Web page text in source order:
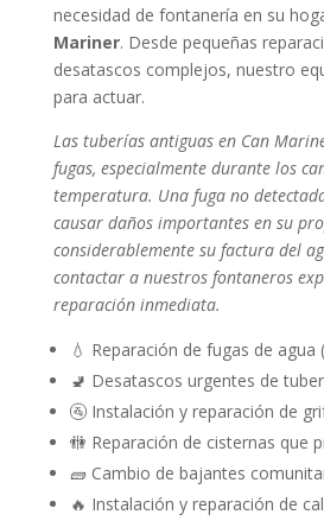
necesidad de fontanería en su
Mariner. Desde pequeñas
desatascos complejos, nuestro
para actuar.
Las tuberías antiguas en Can
fugas, especialmente durante los
temperatura. Una fuga no
causar daños importantes en su
considerablemente su factura del
contactar a nuestros fontaneros
reparación inmediata.
💧 Reparación de fugas de agua
🚽 Desatascos urgentes de
🚰 Instalación y reparación de
🚻 Reparación de cisternas que
🧱 Cambio de bajantes
🔥 Instalación y reparación de